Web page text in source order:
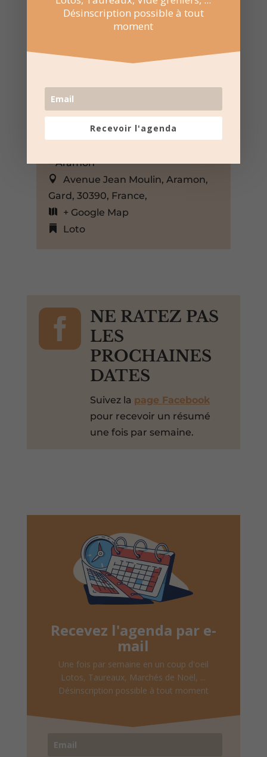
5 Mar 2023
15:00 au 18:00
– Aramon
Avenue Jean Moulin, Aramon,
Gard, 30390, France,
+ Google Map
Loto

NE RATEZ PAS
LES
PROCHAINES
DATES
Suivez la page Facebook
pour recevoir un résumé
une fois par semaine.
Recevez l'agenda par e-
mail
Une fois par semaine en un coup d'oeil
Lotos, Taureaux, Marchés de Noël, ...
Désinscription possible à tout moment
Désinscription possible à tout
moment
Recevoir l'agenda